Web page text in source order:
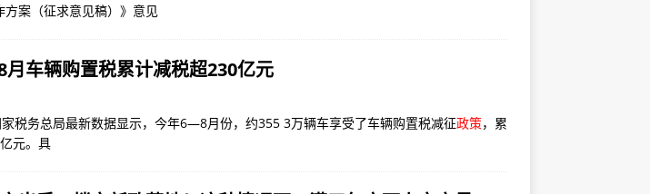
金牌
方案（征求意见稿）》意见
月车辆购置税累计减税超230亿元
税务总局最新数据显示，今年6—8月份，约355 3万辆车享受了车辆购置税减征政策，累
元。具